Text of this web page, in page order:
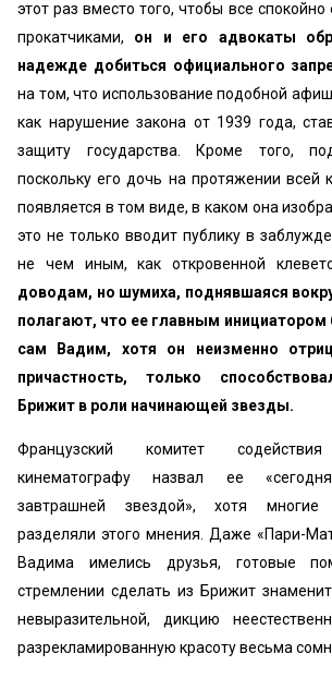
этот раз вместо того, чтобы все спокойно
прокатчиками, он и его адвокаты
надежде добиться официального
на том, что использование подобной
как нарушение закона от 1939 года,
защиту государства. Кроме того,
поскольку его дочь на протяжении всей
появляется в том виде, в каком она
это не только вводит публику в
не чем иным, как откровенной
доводам, но шумиха, поднявшаяся
полагают, что ее главным
сам Вадим, хотя он неизменно
причастность, только
Брижит в роли начинающей звезды.
Французский комитет
кинематографу назвал ее
завтрашней звездой», хотя многие
разделяли этого мнения. Даже «Пари-
Вадима имелись друзья, готовые
стремлении сделать из Брижит
невыразительной, дикцию
разрекламированную красоту весьма